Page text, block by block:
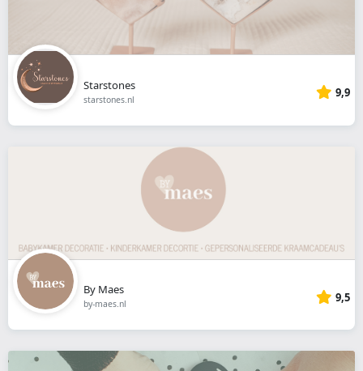
Starstones
starstones.nl 9,9
By Maes
by-maes.nl 9,5